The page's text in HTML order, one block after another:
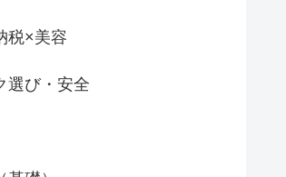
税×美容
選び・安全